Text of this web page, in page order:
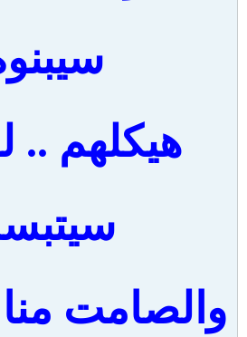
هيكلهم ..
والصامت